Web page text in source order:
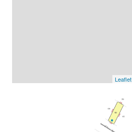
Leaflet